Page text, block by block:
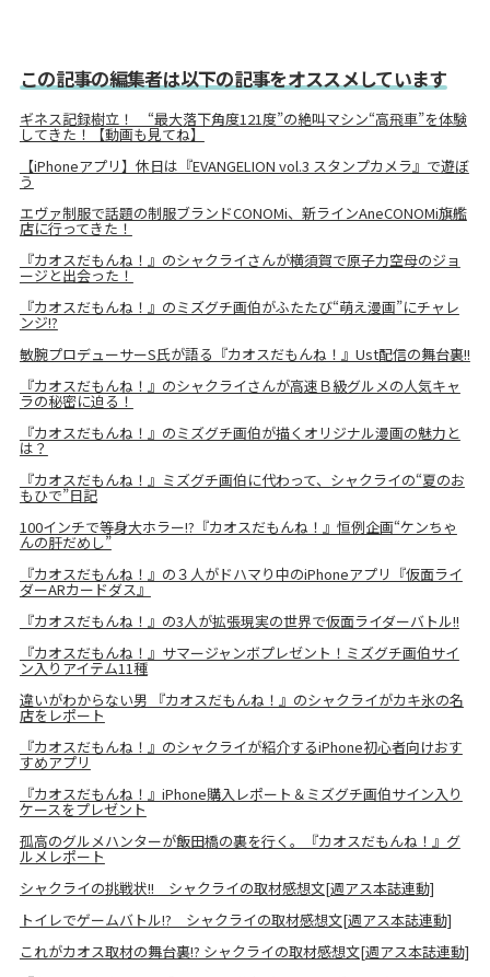
この記事の編集者は以下の記事をオススメしています
ギネス記録樹立！ “最大落下角度121度”の絶叫マシン“高飛車”を体験
してきた！【動画も見てね】
【iPhoneアプリ】休日は『EVANGELION vol.3 スタンプカメラ』で遊ぼ
う
エヴァ制服で話題の制服ブランドCONOMi、新ラインAneCONOMi旗艦
店に行ってきた！
『カオスだもんね！』のシャクライさんが横須賀で原子力空母のジョ
ージと出会った！
『カオスだもんね！』のミズグチ画伯がふたたび“萌え漫画”にチャレ
ンジ!?
敏腕プロデューサーS氏が語る『カオスだもんね！』Ust配信の舞台裏!!
『カオスだもんね！』のシャクライさんが高速Ｂ級グルメの人気キャ
ラの秘密に迫る！
『カオスだもんね！』のミズグチ画伯が描くオリジナル漫画の魅力と
は？
『カオスだもんね！』ミズグチ画伯に代わって、シャクライの“夏のお
もひで”日記
100インチで等身大ホラー!?『カオスだもんね！』恒例企画“ケンちゃ
んの肝だめし”
『カオスだもんね！』の３人がドハマり中のiPhoneアプリ『仮面ライ
ダーARカードダス』
『カオスだもんね！』の3人が拡張現実の世界で仮面ライダーバトル!!
『カオスだもんね！』サマージャンボプレゼント！ミズグチ画伯サイ
ン入りアイテム11種
違いがわからない男 『カオスだもんね！』のシャクライがカキ氷の名
店をレポート
『カオスだもんね！』のシャクライが紹介するiPhone初心者向けおす
すめアプリ
『カオスだもんね！』iPhone購入レポート＆ミズグチ画伯サイン入り
ケースをプレゼント
孤高のグルメハンターが飯田橋の裏を行く。『カオスだもんね！』グ
ルメレポート
シャクライの挑戦状!! シャクライの取材感想文[週アス本誌連動]
トイレでゲームバトル!? シャクライの取材感想文[週アス本誌連動]
これがカオス取材の舞台裏!? シャクライの取材感想文[週アス本誌連動]